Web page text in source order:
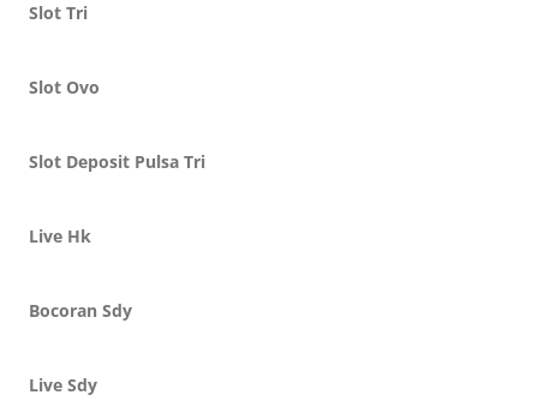
Slot Tri
Slot Ovo
Slot Deposit Pulsa Tri
Live Hk
Bocoran Sdy
Live Sdy